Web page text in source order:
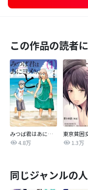
この作品の読者
みつば君はあにヨメさんと。
4.8万
1.3万
同じジャンルの